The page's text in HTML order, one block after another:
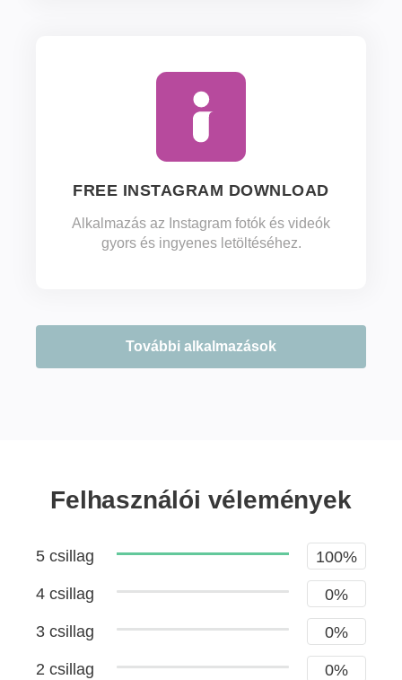
FREE INSTAGRAM DOWNLOAD
Alkalmazás az Instagram fotók és videók
gyors és ingyenes letöltéséhez.
További alkalmazások
Felhasználói vélemények
5 csillag 100%
4 csillag 0%
3 csillag 0%
2 csillag 0%